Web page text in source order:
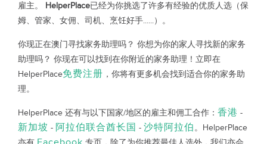
雇主。 HelperPlace已经为你挑选了许多有经验的优质人选（保
姆、管家、女佣、司机、烹饪好手......）。
你现正在澳门寻找家务助理吗？ 你想为你的家人寻找新的家务
助理吗？ 你现在可以找到在你附近的家务助理！立即在
HelperPlace免费注册 ，你将有更多机会找到适合你的家务助
理。
HelperPlace 还有与以下国家/地区的雇主和佣工合作： 香港 -
新加坡 - 阿拉伯联合酋长国 - 沙特阿拉伯。HelperPlace